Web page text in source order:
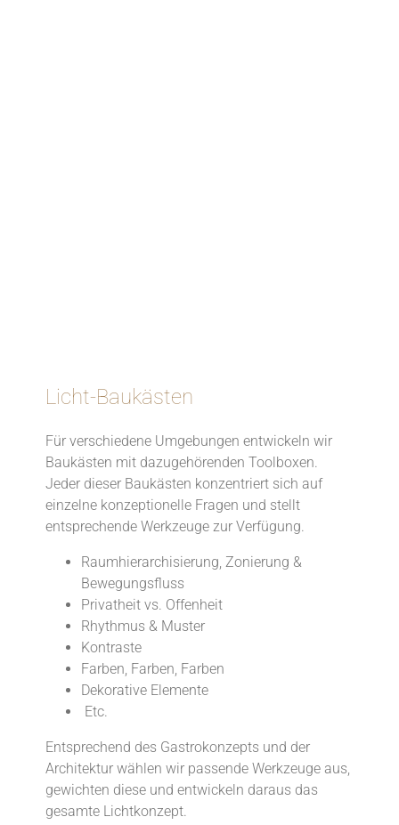
Licht-Baukästen
Für verschiedene Umgebungen entwickeln wir
Baukästen mit dazugehörenden Toolboxen.
Jeder dieser Baukästen konzentriert sich auf
einzelne konzeptionelle Fragen und stellt
entsprechende Werkzeuge zur Verfügung.
Raumhierarchisierung, Zonierung &
Bewegungsfluss
Privatheit vs. Offenheit
Rhythmus & Muster
Kontraste
Farben, Farben, Farben
Dekorative Elemente
Etc.
Entsprechend des Gastrokonzepts und der
Architektur wählen wir passende Werkzeuge aus,
gewichten diese und entwickeln daraus das
gesamte Lichtkonzept.